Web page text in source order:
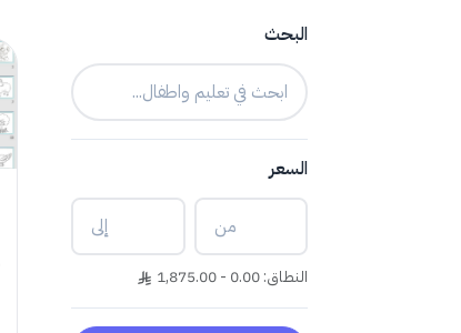
البحث
السعر
النطاق: 0.00 - 1,875.00